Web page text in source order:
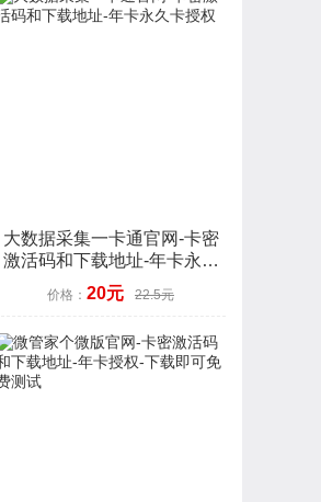
大数据采集一卡通官网-卡密
激活码和下载地址-年卡永久
卡授权
价格： 20元 22.5元